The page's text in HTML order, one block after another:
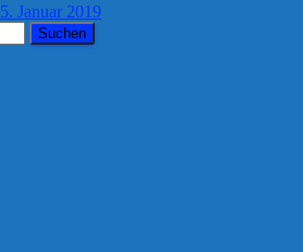
5. Januar 2019